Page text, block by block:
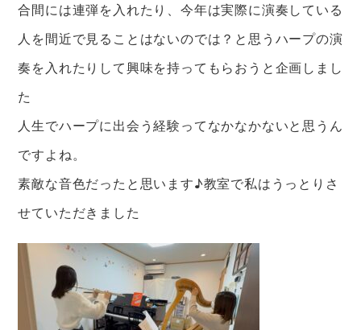
合間には連弾を入れたり、今年は実際に演奏している
人を間近で見ることはないのでは？と思うハープの演
奏を入れたりして興味を持ってもらおうと企画しまし
た
人生でハープに出会う経験ってなかなかないと思うん
ですよね。
素敵な音色だったと思います♪教室で私はうっとりさ
せていただきました